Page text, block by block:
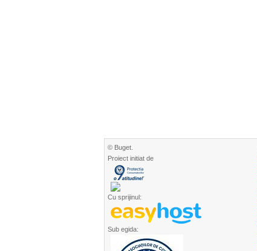
© Buget.
Proiect initiat de
Cu sprijinul:
Sub egida: